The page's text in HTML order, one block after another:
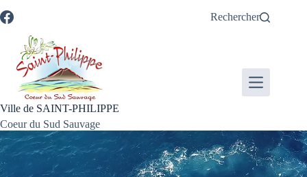
au
au
à
recherche
au
Rechercher
Ville de SAINT-PHILIPPE
Coeur du Sud Sauvage